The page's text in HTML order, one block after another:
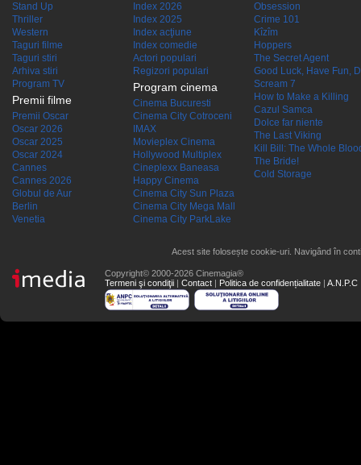
Stand Up
Thriller
Western
Taguri filme
Taguri stiri
Arhiva stiri
Program TV
Premii filme
Premii Oscar
Oscar 2026
Oscar 2025
Oscar 2024
Cannes
Cannes 2026
Globul de Aur
Berlin
Venetia
Index 2026
Index 2025
Index acţiune
Index comedie
Actori populari
Regizori populari
Program cinema
Cinema Bucuresti
Cinema City Cotroceni
IMAX
Movieplex Cinema
Hollywood Multiplex
Cineplexx Baneasa
Happy Cinema
Cinema City Sun Plaza
Cinema City Mega Mall
Cinema City ParkLake
Obsession
Crime 101
Kîzîm
Hoppers
The Secret Agent
Good Luck, Have Fun,
Scream 7
How to Make a Killing
Cazul Samca
Dolce far niente
The Last Viking
Kill Bill: The Whole
The Bride!
Cold Storage
Acest site folosește cookie-uri. Navigând în
Copyright© 2000-2026 Cinemagia®
Termeni şi condiţii | Contact | Politica de confidențialitate | A.N.P.C